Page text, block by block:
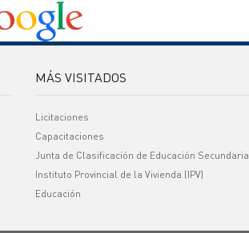
MÁS VISITADOS
Licitaciones
Capacitaciones
Junta de Clasificación de Educación Secundaria
Instituto Provincial de la Vivienda (IPV)
Educación